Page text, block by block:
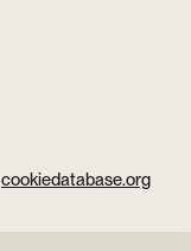
cookiedatabase.org